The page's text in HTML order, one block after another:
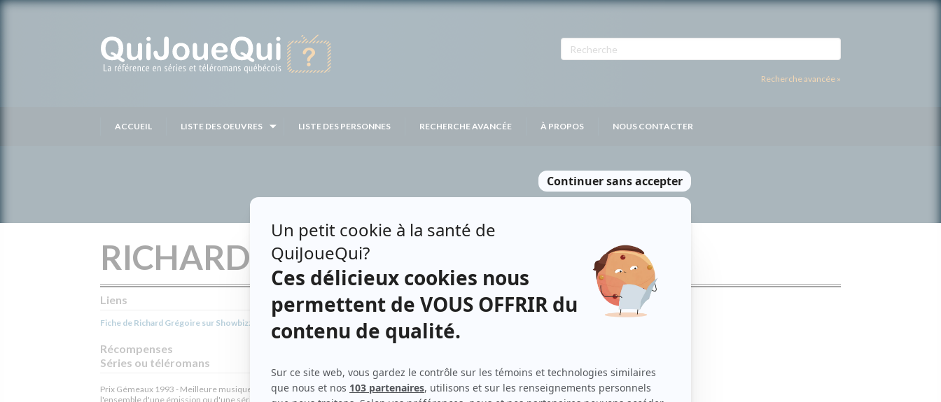
Recherche avancée »
ACCUEIL LISTE DES OEUVRES LISTE DES PERSONNES RECHERCHE AVANCÉE À PROPOS NOUS CONTACTER
RICHARD GRÉGOIRE
Liens
Fiche de Richard Grégoire sur Showbizz.net
Récompenses
Séries ou téléromans
Prix Gémeaux 1993 - Meilleure musique originale pour
l'ensemble d'une émission ou d'une série toutes catégories -
Contributions
Napoléon Musicien
Pavillon de l'oubli (The Sleep Room)
Marguerite Volant
JasmineMusicien